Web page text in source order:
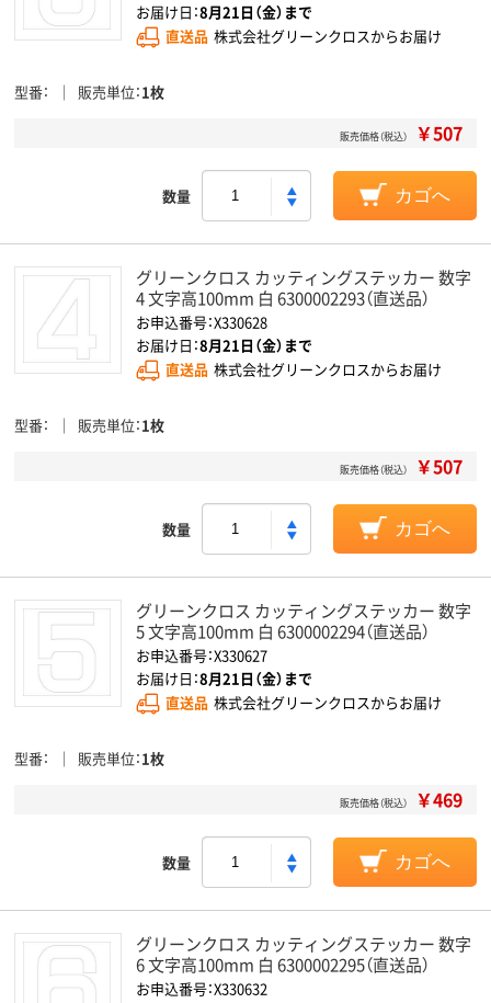
お届け日：8月21日（金）まで
直送品 株式会社グリーンクロスからお届け
型番 販売単位 1枚
販売価格（税込） ￥507
数量 カゴへ
グリーンクロス カッティングステッカー 数字
4 文字高100mm 白 6300002293（直送品）
お申込番号：X330628
お届け日：8月21日（金）まで
直送品 株式会社グリーンクロスからお届け
型番 販売単位 1枚
販売価格（税込） ￥507
数量 カゴへ
グリーンクロス カッティングステッカー 数字
5 文字高100mm 白 6300002294（直送品）
お申込番号：X330627
お届け日：8月21日（金）まで
直送品 株式会社グリーンクロスからお届け
型番 販売単位 1枚
販売価格（税込） ￥469
数量 カゴへ
グリーンクロス カッティングステッカー 数字
6 文字高100mm 白 6300002295（直送品）
お申込番号：X330632